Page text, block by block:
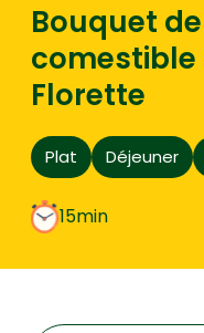
Bouquet
Florette
Plat Déjeuner
15min